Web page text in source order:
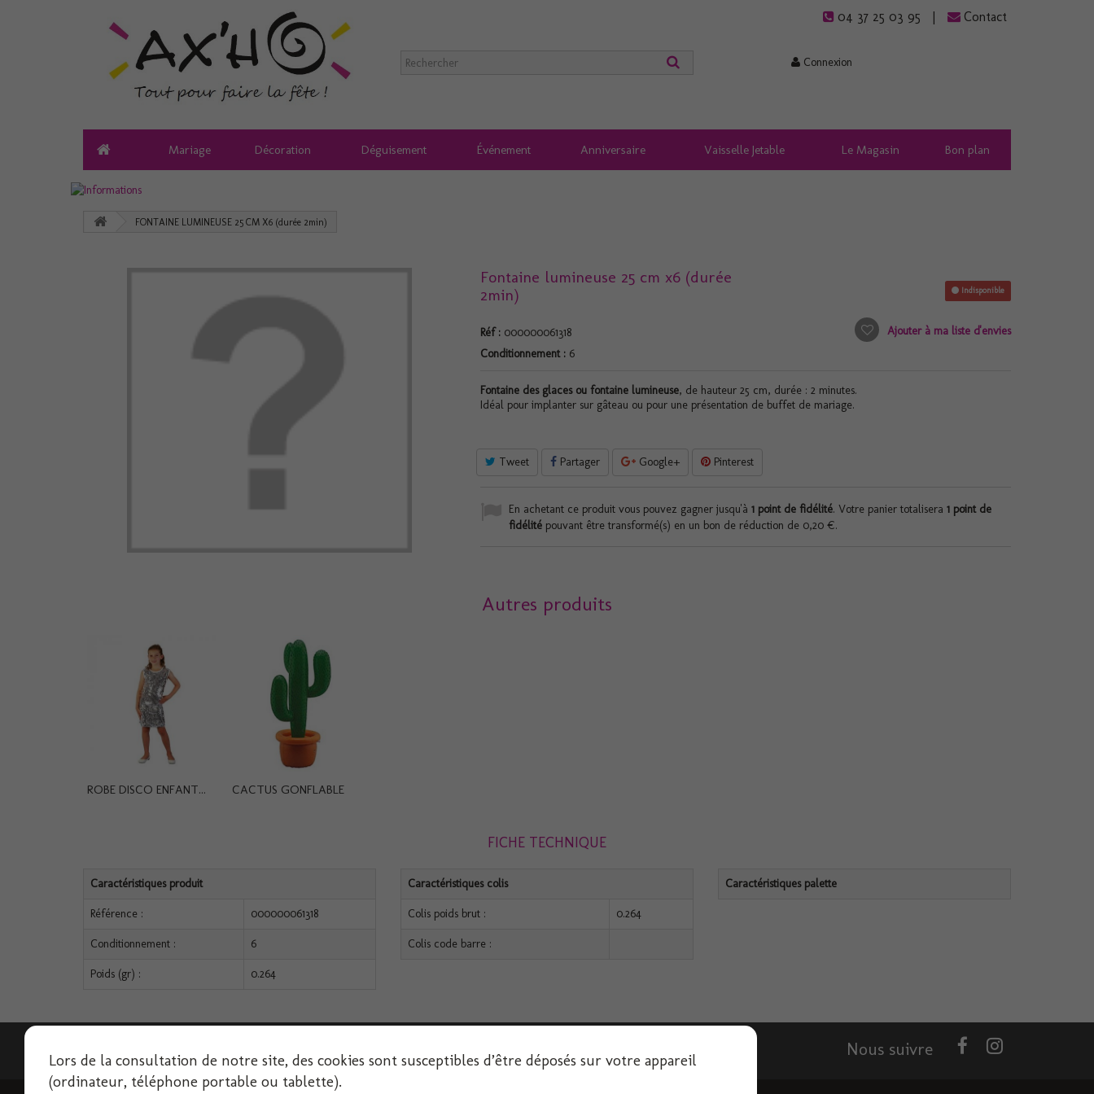
04 37 25 03 95 Contact
Connexion
Mariage Décoration Déguisement Événement Anniversaire Vaisselle Jetable Le Magasin Bon plan
FONTAINE LUMINEUSE 25 CM X6 (durée 2min)
Fontaine lumineuse 25 cm x6 (durée
2min)
Réf : 000000061318
Conditionnement : 6
Indisponible
Ajouter à ma liste d'envies
Fontaine des glaces ou fontaine lumineuse, de hauteur 25 cm, durée : 2 minutes.
Idéal pour implanter sur gâteau ou pour une présentation de buffet de mariage.
Tweet Partager Google+ Pinterest
En achetant ce produit vous pouvez gagner jusqu'à 1point de fidélité. Votre panier totalisera 1point de
fidélitépouvant être transformé(s) en un bon de réduction de 0,20 €.
Autres produits
ROBE DISCO ENFANT... CACTUS GONFLABLE
FICHE TECHNIQUE
Caractéristiques produit
Référence : 000000061318
Conditionnement : 6
Poids (gr) : 0.264
Caractéristiques colis
Colis poids brut : 0.264
Colis code barre :
Caractéristiques palette
Nous suivre
Lors de la consultation de notre site, des cookies sont susceptibles d’être déposés sur votre appareil
(ordinateur, téléphone portable ou tablette).